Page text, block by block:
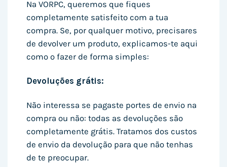
Na VORPC, queremos que fiques
completamente satisfeito com a tua
compra. Se, por qualquer motivo, precisares
de devolver um produto, explicamos-te aqui
como o fazer de forma simples:
Devoluções grátis:
Não interessa se pagaste portes de envio na
compra ou não: todas as devoluções são
completamente grátis. Tratamos dos custos
de envio da devolução para que não tenhas
de te preocupar.